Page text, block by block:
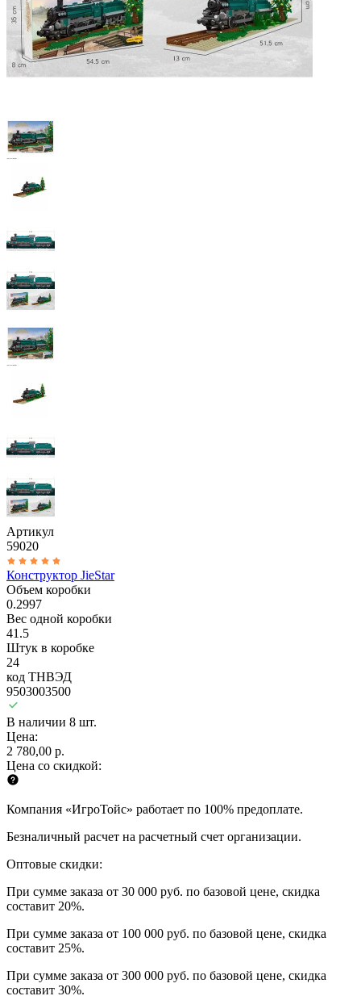
Артикул
59020
Конструктор JieStar
Объем коробки
0.2997
Вес одной коробки
41.5
Штук в коробке
24
код ТНВЭД
9503003500
В наличии 8 шт.
Цена:
2 780,00 р.
Цена со скидкой:
Компания «ИгроТойс» работает по 100% предоплате.
Безналичный расчет на расчетный счет организации.
Оптовые скидки:
При сумме заказа от 30 000 руб. по базовой цене, скидка
составит 20%.
При сумме заказа от 100 000 руб. по базовой цене, скидка
составит 25%.
При сумме заказа от 300 000 руб. по базовой цене, скидка
составит 30%.